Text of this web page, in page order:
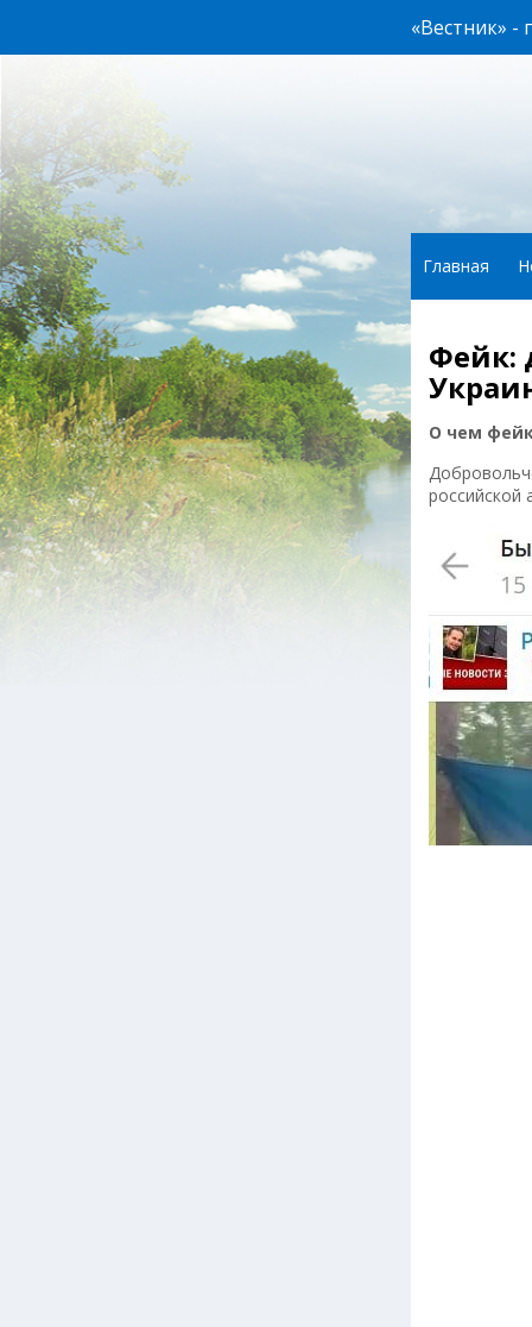
«Вестник» -
Главная
Фейк:
О чем
российской